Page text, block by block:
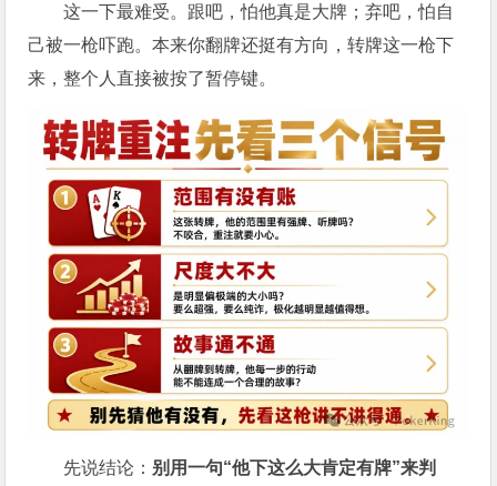
这一下最难受。跟吧，怕他真是大牌；弃吧，怕自
己被一枪吓跑。本来你翻牌还挺有方向，转牌这一枪下
来，整个人直接被按了暂停键。
先说结论： 别用一句“他下这么大肯定有牌”来判